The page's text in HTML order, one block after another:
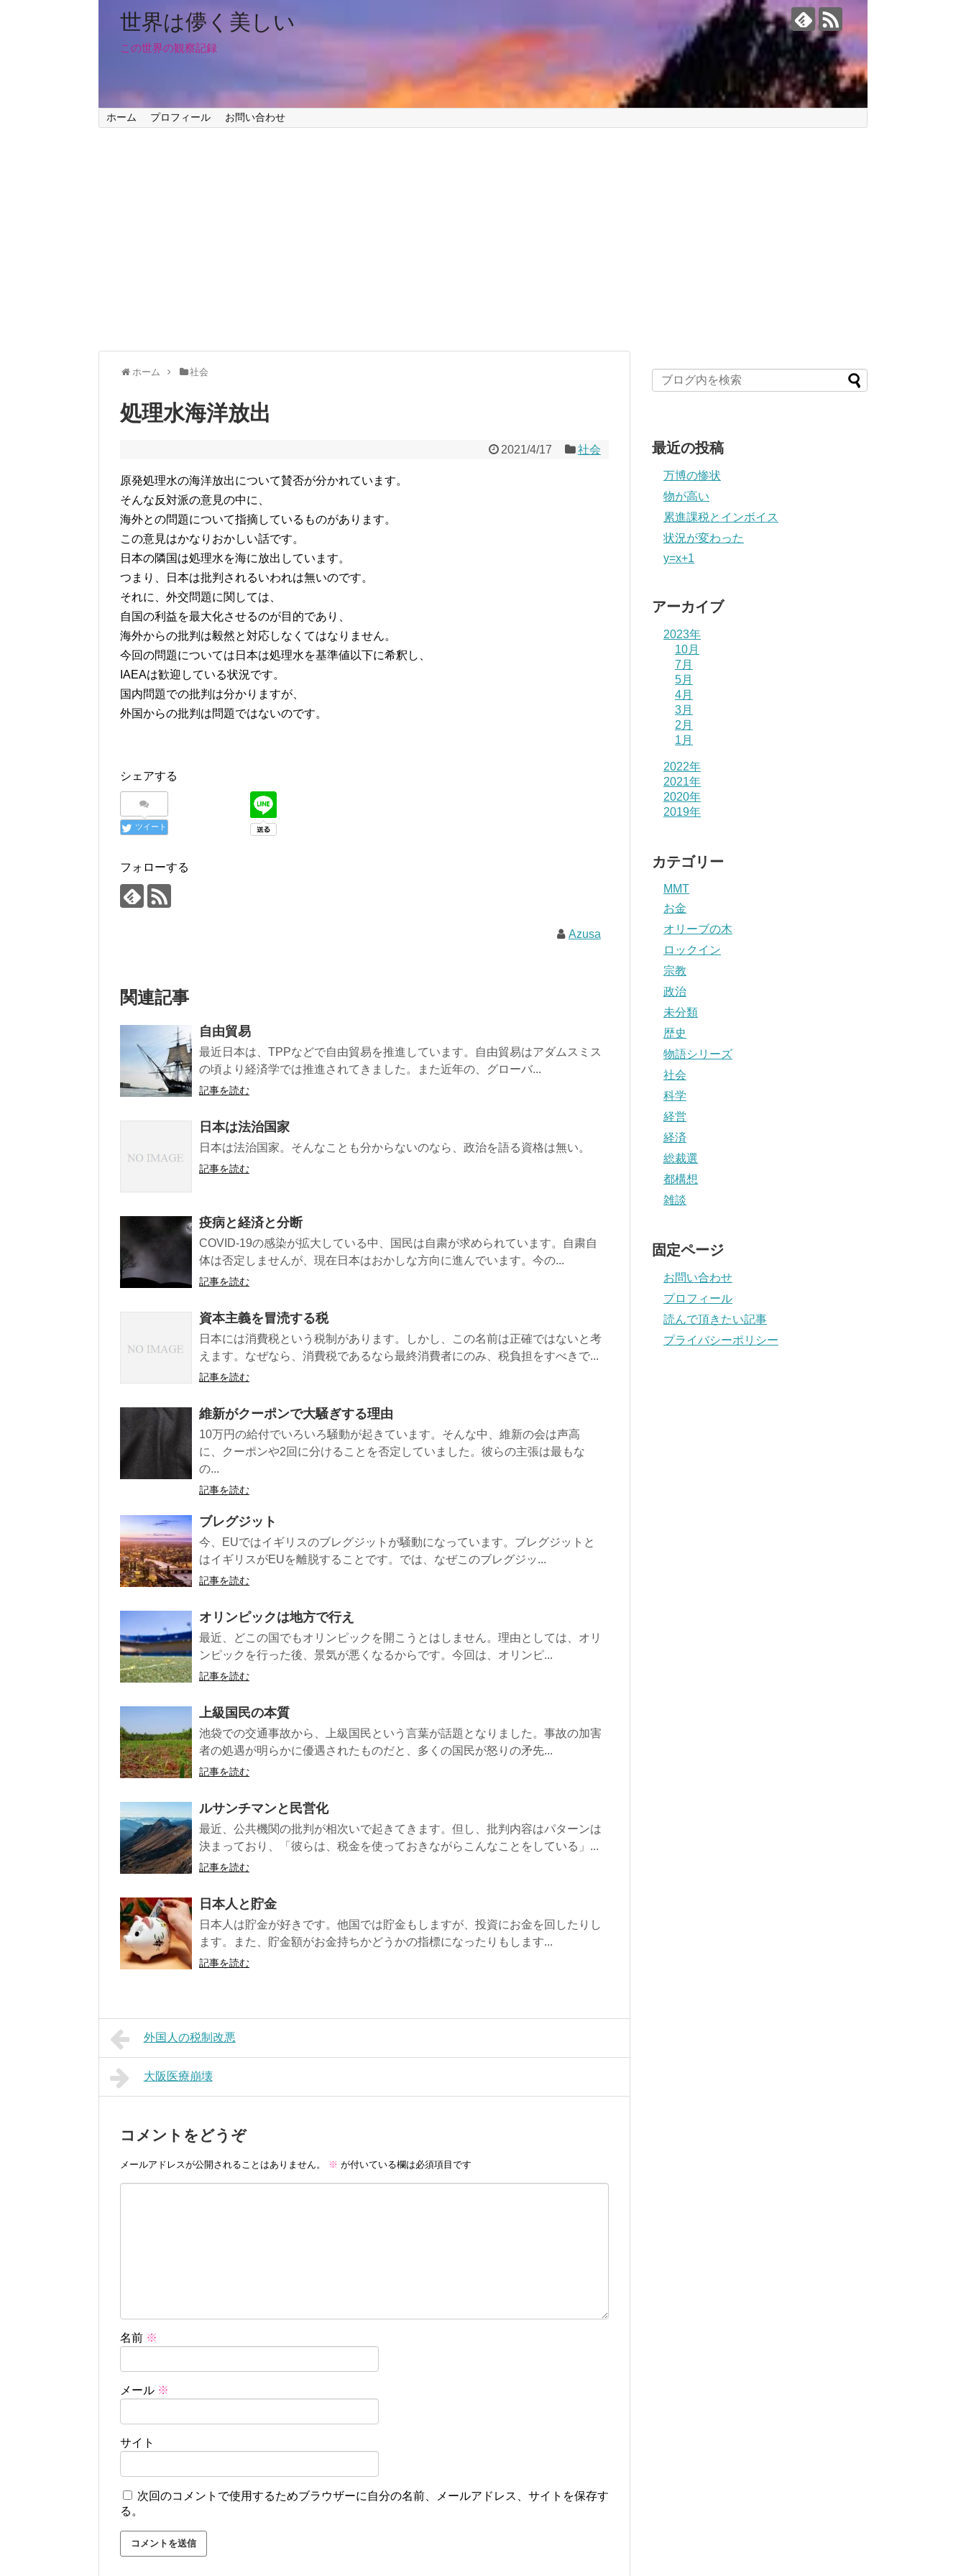
世界は儚く美しい
この世界の観察記録
ホーム プロフィール お問い合わせ
ホーム 社会
処理水海洋放出
2021/4/17 社会
原発処理水の海洋放出について賛否が分かれています。
そんな反対派の意見の中に、
海外との問題について指摘しているものがあります。
この意見はかなりおかしい話です。
日本の隣国は処理水を海に放出しています。
つまり、日本は批判されるいわれは無いのです。
それに、外交問題に関しては、
自国の利益を最大化させるのが目的であり、
海外からの批判は毅然と対応しなくてはなりません。
今回の問題については日本は処理水を基準値以下に希釈し、
IAEAは歓迎している状況です。
国内問題での批判は分かりますが、
外国からの批判は問題ではないのです。
シェアする
ツイート
フォローする
Azusa
関連記事
自由貿易
最近日本は、TPPなどで自由貿易を推進しています。自由貿易はアダムスミス
の頃より経済学では推進されてきました。また近年の、グローバ...
記事を読む
日本は法治国家
日本は法治国家。そんなことも分からないのなら、政治を語る資格は無い。
記事を読む
疫病と経済と分断
COVID-19の感染が拡大している中、国民は自粛が求められています。自粛自
体は否定しませんが、現在日本はおかしな方向に進んでいます。今の...
記事を読む
資本主義を冒涜する税
日本には消費税という税制があります。しかし、この名前は正確ではないと考
えます。なぜなら、消費税であるなら最終消費者にのみ、税負担をすべきで...
記事を読む
維新がクーポンで大騒ぎする理由
10万円の給付でいろいろ騒動が起きています。そんな中、維新の会は声高
に、クーポンや2回に分けることを否定していました。彼らの主張は最もな
の...
記事を読む
ブレグジット
今、EUではイギリスのブレグジットが騒動になっています。ブレグジットと
はイギリスがEUを離脱することです。では、なぜこのブレグジッ...
記事を読む
オリンピックは地方で行え
最近、どこの国でもオリンピックを開こうとはしません。理由としては、オリ
ンピックを行った後、景気が悪くなるからです。今回は、オリンピ...
記事を読む
上級国民の本質
池袋での交通事故から、上級国民という言葉が話題となりました。事故の加害
者の処遇が明らかに優遇されたものだと、多くの国民が怒りの矛先...
記事を読む
ルサンチマンと民営化
最近、公共機関の批判が相次いで起きてきます。但し、批判内容はパターンは
決まっており、「彼らは、税金を使っておきながらこんなことをしている」...
記事を読む
日本人と貯金
日本人は貯金が好きです。他国では貯金もしますが、投資にお金を回したりし
ます。また、貯金額がお金持ちかどうかの指標になったりもします...
記事を読む
外国人の税制改悪
大阪医療崩壊
コメントをどうぞ
メールアドレスが公開されることはありません。 ※ が付いている欄は必須項目です
名前 ※
メール ※
サイト
次回のコメントで使用するためブラウザーに自分の名前、メールアドレス、サイトを保存す
る。
最近の投稿
万博の惨状
物が高い
累進課税とインボイス
状況が変わった
y=x+1
アーカイブ
2023年
10月
7月
5月
4月
3月
2月
1月
2022年
2021年
2020年
2019年
カテゴリー
MMT
お金
オリーブの木
ロックイン
宗教
政治
未分類
歴史
物語シリーズ
社会
科学
経営
経済
総裁選
都構想
雑談
固定ページ
お問い合わせ
プロフィール
読んで頂きたい記事
プライバシーポリシー